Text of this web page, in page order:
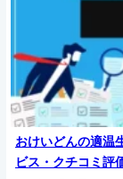
おけいどんの適温
ビス・クチコミ評